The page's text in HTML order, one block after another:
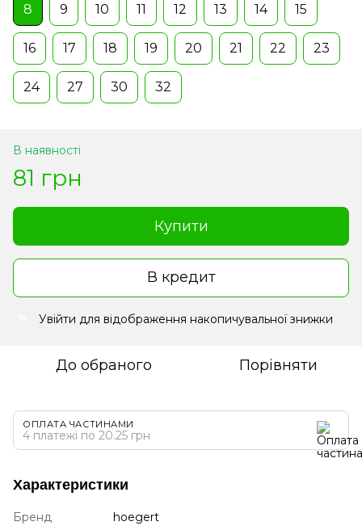
8
9 10 11 12 13 14 15
16 17 18 19 20 21 22 23
24 27 30 32
В наявності
81 грн
Купити
В кредит
Увійти для відображення накопичувальної знижки
До обраного Порівняти
ОПЛАТА ЧАСТИНАМИ
4 платежі по 20.25 грн
Характеристики
Бренд
hoegert